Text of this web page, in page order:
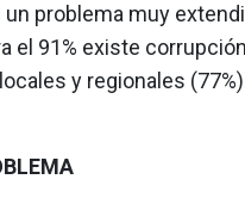
problema muy
el 91% existe
y regionales